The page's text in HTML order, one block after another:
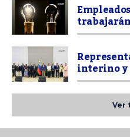
interino y
Ver